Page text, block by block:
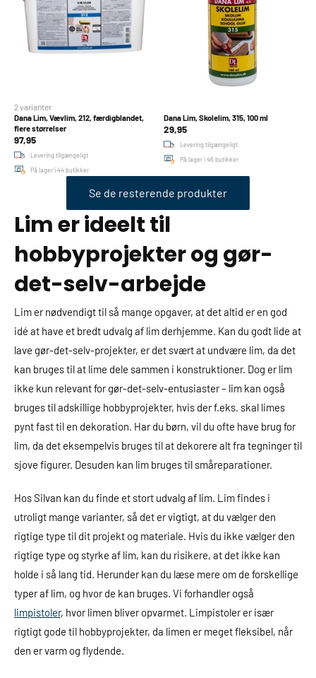
Dana Lim, Vævlim, 212, færdigblandet,
flere størrelser
2 varianter
97,95
Levering tilgængeligt
På lager i 44 butikker
Dana Lim, Skolelim, 315, 100 ml
29,95
Levering tilgængeligt
På lager i 46 butikker
Se de resterende produkter
Lim er ideelt til
hobbyprojekter og gør-
det-selv-arbejde
Lim er nødvendigt til så mange opgaver, at det altid er en god
idé at have et bredt udvalg af lim derhjemme. Kan du godt lide at
lave gør-det-selv-projekter, er det svært at undvære lim, da det
kan bruges til at lime dele sammen i konstruktioner. Dog er lim
ikke kun relevant for gør-det-selv-entusiaster – lim kan også
bruges til adskillige hobbyprojekter, hvis der f.eks. skal limes
pynt fast til en dekoration. Har du børn, vil du ofte have brug for
lim, da det eksempelvis bruges til at dekorere alt fra tegninger til
sjove figurer. Desuden kan lim bruges til småreparationer.
Hos Silvan kan du finde et stort udvalg af lim. Lim findes i
utroligt mange varianter, så det er vigtigt, at du vælger den
rigtige type til dit projekt og materiale. Hvis du ikke vælger den
rigtige type og styrke af lim, kan du risikere, at det ikke kan
holde i så lang tid. Herunder kan du læse mere om de forskellige
typer af lim, og hvor de kan bruges. Vi forhandler også
limpistoler, hvor limen bliver opvarmet. Limpistoler er især
rigtigt gode til hobbyprojekter, da limen er meget fleksibel, når
den er varm og flydende.